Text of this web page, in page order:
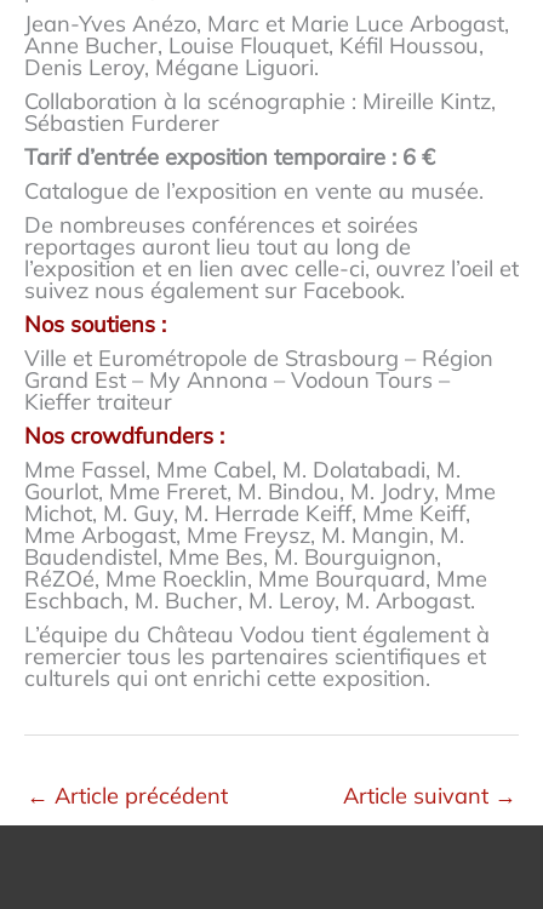
Jean-Yves Anézo, Marc et Marie Luce Arbogast,
Anne Bucher, Louise Flouquet, Kéfil Houssou,
Denis Leroy, Mégane Liguori.
Collaboration à la scénographie : Mireille Kintz,
Sébastien Furderer
Tarif d’entrée exposition temporaire : 6 €
Catalogue de l’exposition en vente au musée.
De nombreuses conférences et soirées
reportages auront lieu tout au long de
l’exposition et en lien avec celle-ci, ouvrez l’oeil et
suivez nous également sur Facebook.
Nos soutiens :
Ville et Eurométropole de Strasbourg – Région
Grand Est – My Annona – Vodoun Tours –
Kieffer traiteur
Nos crowdfunders :
Mme Fassel, Mme Cabel, M. Dolatabadi, M.
Gourlot, Mme Freret, M. Bindou, M. Jodry, Mme
Michot, M. Guy, M. Herrade Keiff, Mme Keiff,
Mme Arbogast, Mme Freysz, M. Mangin, M.
Baudendistel, Mme Bes, M. Bourguignon,
RéZOé, Mme Roecklin, Mme Bourquard, Mme
Eschbach, M. Bucher, M. Leroy, M. Arbogast.
L’équipe du Château Vodou tient également à
remercier tous les partenaires scientifiques et
culturels qui ont enrichi cette exposition.
← Article précédent Article suivant →